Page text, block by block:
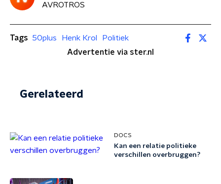
AVROTROS
Tags 50plus Henk Krol
Politiek
Advertentie via ster.nl
Gerelateerd
DOCS
Kan een relatie politieke
verschillen overbruggen?